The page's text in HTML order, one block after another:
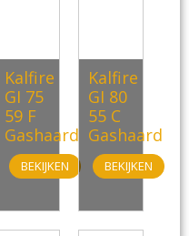
Kalfire
GI 75
59 F
Gashaard
BEKIJKEN
Kalfire
GI 80
55 C
Gashaard
BEKIJKEN